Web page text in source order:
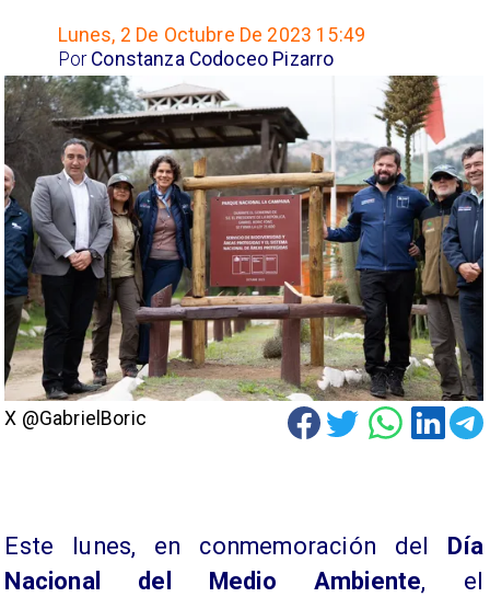
Lunes, 2 De Octubre De 2023 15:49
Constanza Codoceo Pizarro
Por
X @GabrielBoric
Este lunes, en conmemoración del Día
Nacional del Medio Ambiente, el